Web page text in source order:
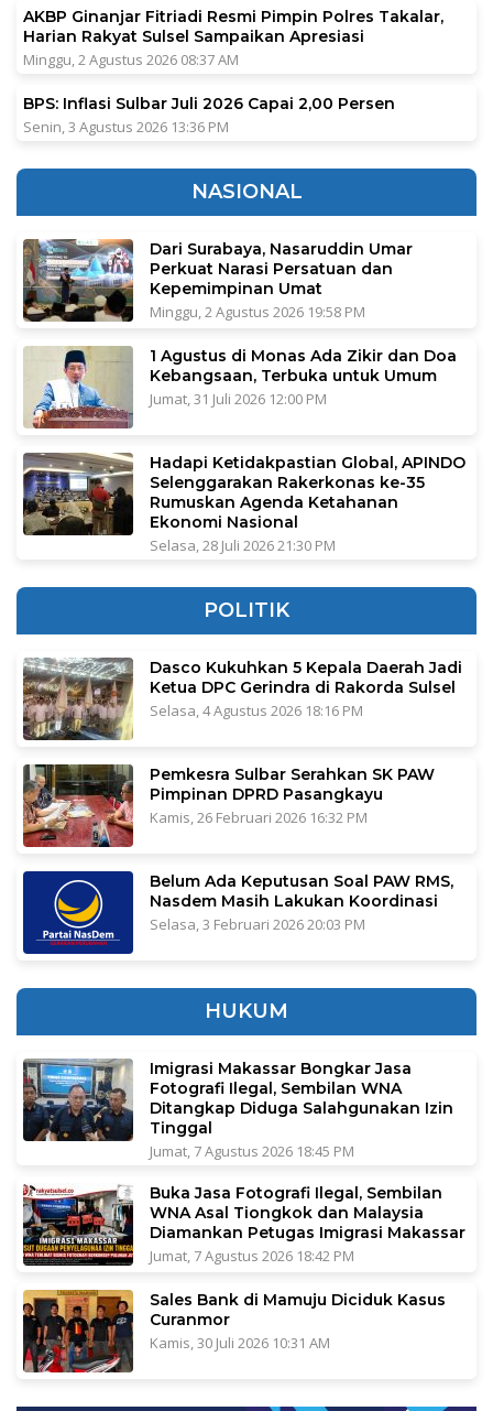
AKBP Ginanjar Fitriadi Resmi Pimpin Polres Takalar,
Harian Rakyat Sulsel Sampaikan Apresiasi
Minggu, 2 Agustus 2026 08:37 AM
BPS: Inflasi Sulbar Juli 2026 Capai 2,00 Persen
Senin, 3 Agustus 2026 13:36 PM
NASIONAL
Dari Surabaya, Nasaruddin Umar
Perkuat Narasi Persatuan dan
Kepemimpinan Umat
Minggu, 2 Agustus 2026 19:58 PM
1 Agustus di Monas Ada Zikir dan Doa
Kebangsaan, Terbuka untuk Umum
Jumat, 31 Juli 2026 12:00 PM
Hadapi Ketidakpastian Global, APINDO
Selenggarakan Rakerkonas ke-35
Rumuskan Agenda Ketahanan
Ekonomi Nasional
Selasa, 28 Juli 2026 21:30 PM
POLITIK
Dasco Kukuhkan 5 Kepala Daerah Jadi
Ketua DPC Gerindra di Rakorda Sulsel
Selasa, 4 Agustus 2026 18:16 PM
Pemkesra Sulbar Serahkan SK PAW
Pimpinan DPRD Pasangkayu
Kamis, 26 Februari 2026 16:32 PM
Belum Ada Keputusan Soal PAW RMS,
Nasdem Masih Lakukan Koordinasi
Selasa, 3 Februari 2026 20:03 PM
HUKUM
Imigrasi Makassar Bongkar Jasa
Fotografi Ilegal, Sembilan WNA
Ditangkap Diduga Salahgunakan Izin
Tinggal
Jumat, 7 Agustus 2026 18:45 PM
Buka Jasa Fotografi Ilegal, Sembilan
WNA Asal Tiongkok dan Malaysia
Diamankan Petugas Imigrasi Makassar
Jumat, 7 Agustus 2026 18:42 PM
Sales Bank di Mamuju Diciduk Kasus
Curanmor
Kamis, 30 Juli 2026 10:31 AM